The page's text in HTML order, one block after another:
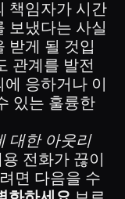
책임자가 시간
보냈다는 사실
받게 될 것입
관계를 발전
응하거나 이
있는 훌륭한
대한 아웃리
전화가 끊이
면 다음을 수